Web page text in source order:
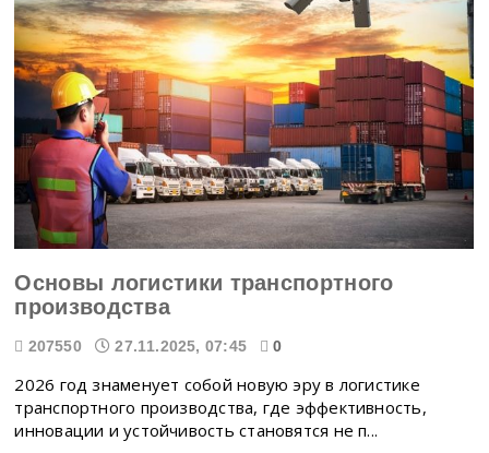
Основы логистики транспортного
производства
207550 27.11.2025, 07:45 0
2026 год знаменует собой новую эру в логистике
транспортного производства, где эффективность,
инновации и устойчивость становятся не п...